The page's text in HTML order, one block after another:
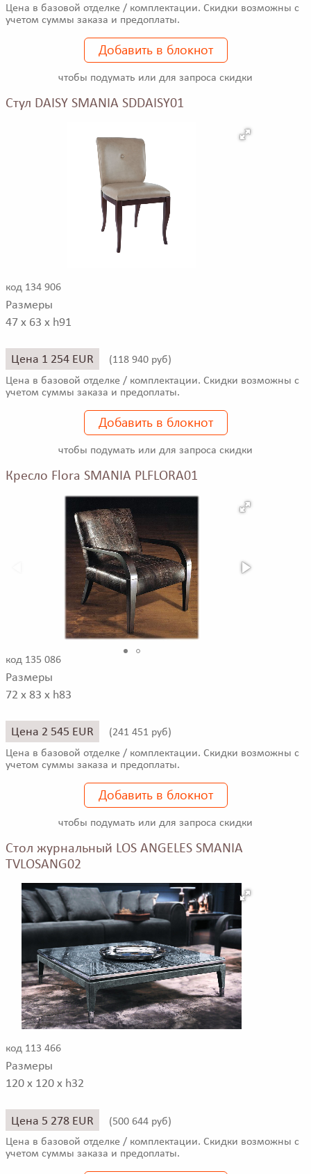
Цена в базовой отделке / комплектации. Скидки возможны с
учетом суммы заказа и предоплаты.
Добавить в блокнот
чтобы подумать или для запроса скидки
Стул DAISY SMANIA SDDAISY01
код 134 906
Размеры
47 x 63 x h91
Цена 1 254 EUR (118 940 руб)
Цена в базовой отделке / комплектации. Скидки возможны с
учетом суммы заказа и предоплаты.
Добавить в блокнот
чтобы подумать или для запроса скидки
Кресло Flora SMANIA PLFLORA01
код 135 086
Размеры
72 x 83 x h83
Цена 2 545 EUR (241 451 руб)
Цена в базовой отделке / комплектации. Скидки возможны с
учетом суммы заказа и предоплаты.
Добавить в блокнот
чтобы подумать или для запроса скидки
Стол журнальный LOS ANGELES SMANIA
TVLOSANG02
код 113 466
Размеры
120 x 120 x h32
Цена 5 278 EUR (500 644 руб)
Цена в базовой отделке / комплектации. Скидки возможны с
учетом суммы заказа и предоплаты.